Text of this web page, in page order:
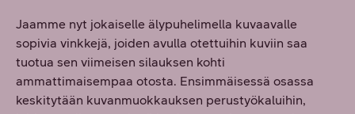
Jaamme nyt jokaiselle älypuhelimella kuvaavalle
sopivia vinkkejä, joiden avulla otettuihin kuviin saa
tuotua sen viimeisen silauksen kohti
ammattimaisempaa otosta. Ensimmäisessä osassa
keskitytään kuvanmuokkauksen perustyökaluihin,